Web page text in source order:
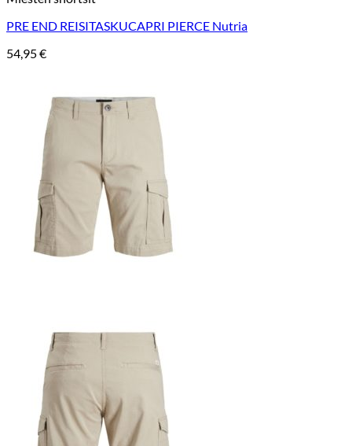
PRE END REISITASKUCAPRI PIERCE Nutria
54,95€